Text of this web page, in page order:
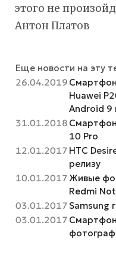
этого не
Антон Платов
Еще новости на эту
26.04.2019
Huawei
Android 9
31.01.2018
10 Pro
12.01.2017 HTC
релизу
10.01.2017Живые
Redmi
03.01.2017 Samsung
03.01.2017 Смартфон